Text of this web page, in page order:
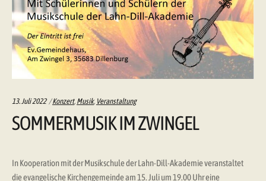
13. Juli 2022 Categories:
Konzert, Musik, Veranstaltung
SOMMERMUSIK IM ZWINGEL
In Kooperation mit der Musikschule der Lahn-Dill-Akademie veranstaltet
die evangelische Kirchengemeinde am 15. Juli um 19.00 Uhr eine